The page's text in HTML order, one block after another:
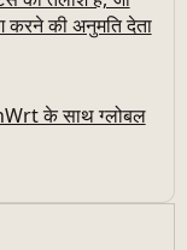
करने की अनुमति देता
के साथ ग्लोबल